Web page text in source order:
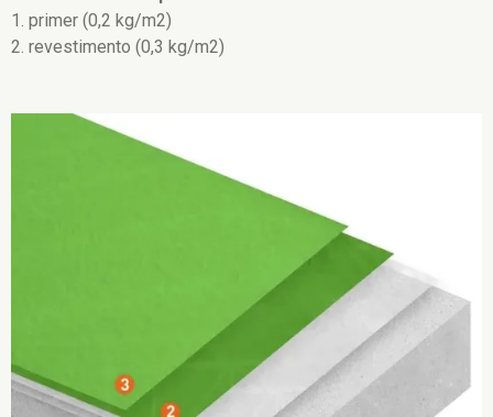
1. primer (0,2 kg/m2)
2. revestimento (0,3 kg/m2)